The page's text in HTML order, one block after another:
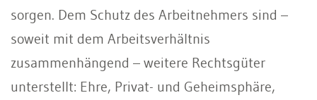
sorgen. Dem Schutz des Arbeitnehmers sind –
soweit mit dem Arbeitsverhältnis
zusammenhängend – weitere Rechtsgüter
unterstellt: Ehre, Privat- und Geheimsphäre,